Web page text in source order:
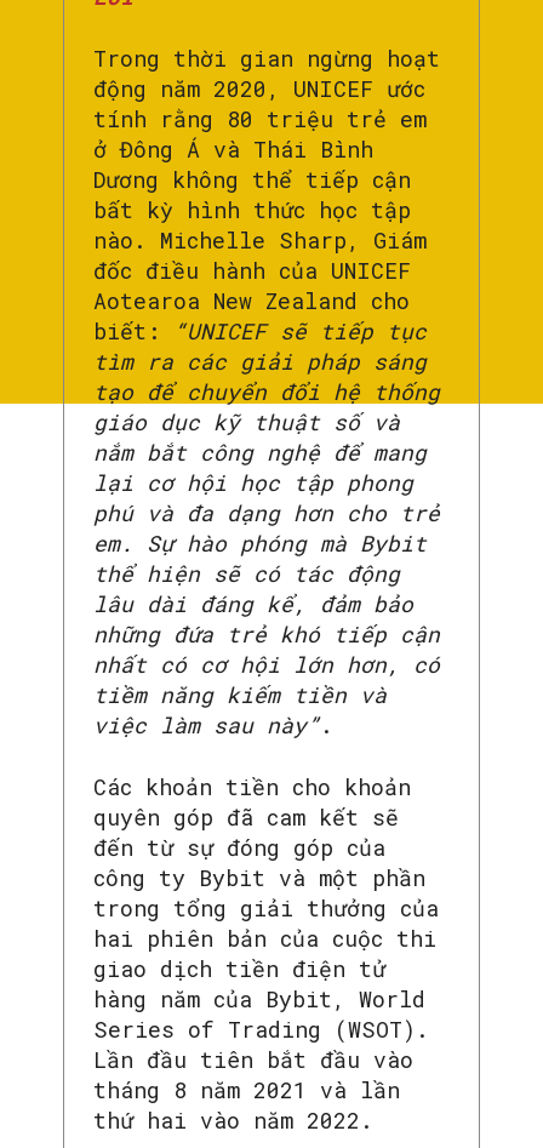
Trong thời gian ngừng hoạt
động năm 2020, UNICEF ước
tính rằng 80 triệu trẻ em
ở Đông Á và Thái Bình
Dương không thể tiếp cận
bất kỳ hình thức học tập
nào. Michelle Sharp, Giám
đốc điều hành của UNICEF
Aotearoa New Zealand cho
biết:
“UNICEF sẽ tiếp tục
tìm ra các giải pháp sáng
tạo để chuyển đổi hệ thống
giáo dục kỹ thuật số và
nắm bắt công nghệ để mang
lại cơ hội học tập phong
phú và đa dạng hơn cho trẻ
em. Sự hào phóng mà Bybit
thể hiện sẽ có tác động
lâu dài đáng kể, đảm bảo
những đứa trẻ khó tiếp cận
nhất có cơ hội lớn hơn, có
tiềm năng kiếm tiền và
việc làm sau này”.
Các khoản tiền cho khoản
quyên góp đã cam kết sẽ
đến từ sự đóng góp của
công ty Bybit và một phần
trong tổng giải thưởng của
hai phiên bản của cuộc thi
giao dịch tiền điện tử
hàng năm của Bybit, World
Series of Trading (WSOT).
Lần đầu tiên bắt đầu vào
tháng 8 năm 2021 và lần
thứ hai vào năm 2022.